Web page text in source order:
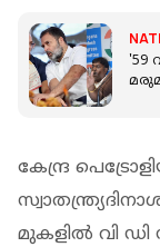
'59
കേന്ദ്ര
മുകളിൽ വി ഡി